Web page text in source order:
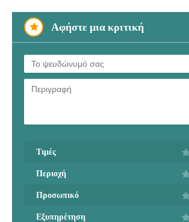
Αφήστε μια κριτική
Τιμές
Περιοχή
Προσωπικό
Εξυπηρέτηση